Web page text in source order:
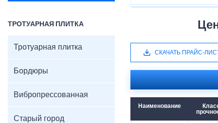
ТРОТУАРНАЯ ПЛИТКА
Тротуарная плитка
Бордюры
Вибропрессованная
Старый город
СКАЧАТЬ ПРАЙС-
Наименование